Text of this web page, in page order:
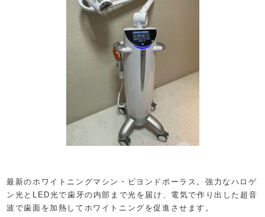
最新のホワイトニングマシン・ビヨンドポーラス。強力なハロゲ
ン光とLED光で歯牙の内部まで光を届け、電気で作り出した超音
波で歯面を加熱してホワイトニングを促進させます。